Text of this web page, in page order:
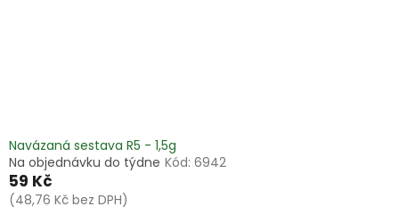
Navázaná sestava R5 - 1,5g
Na objednávku do týdne Kód: 6942
59 Kč
(48,76 Kč bez DPH)